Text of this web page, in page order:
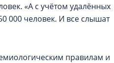
«А с учётом удалённых
000 человек. И все слышат
правилам и